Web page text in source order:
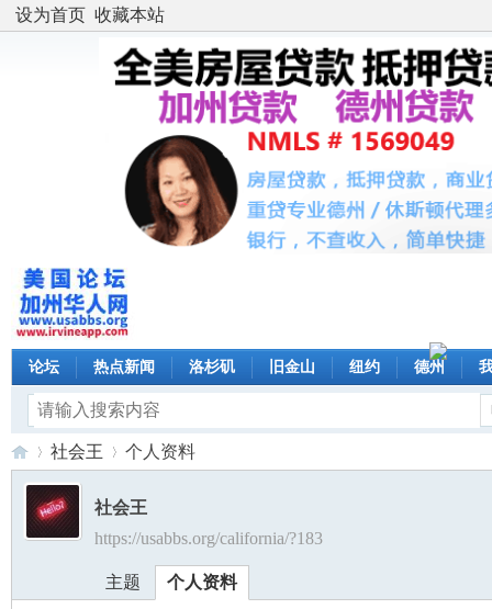
设为首页 收藏本站
论坛 热点新闻 洛杉矶 旧金山 纽约 德州
美›
社会王
›
个人资料
社会王
https://usabbs.org/california/?183
主题 个人资料